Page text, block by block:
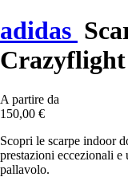
adidas
A partire da
150,00 €
Scopri le scarpe indoor
prestazioni eccezionali e
pallavolo.